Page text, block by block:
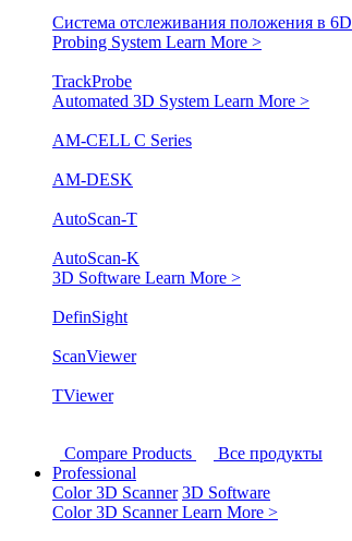
Система отслеживания положения в 6D
Probing System Learn More >
TrackProbe
Automated 3D System Learn More >
AM-CELL C Series
AM-DESK
AutoScan-T
AutoScan-K
3D Software Learn More >
DefinSight
ScanViewer
TViewer
Compare Products
Все продукты
Professional
Color 3D Scanner 3D Software
Color 3D ScannerLearn More >